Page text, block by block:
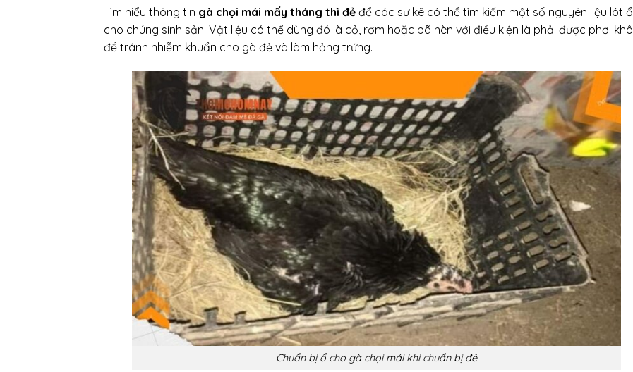
Tìm hiểu thông tin gà chọi mái mấy tháng thì đẻ để các sư kê có thể tìm kiếm một số nguyên liệu lót ổ
cho chúng sinh sản. Vật liệu có thể dùng đó là cỏ, rơm hoặc bã hèn với điều kiện là phải được phơi khô
để tránh nhiễm khuẩn cho gà đẻ và làm hỏng trứng.
Chuẩn bị ổ cho gà chọi mái khi chuẩn bị đẻ